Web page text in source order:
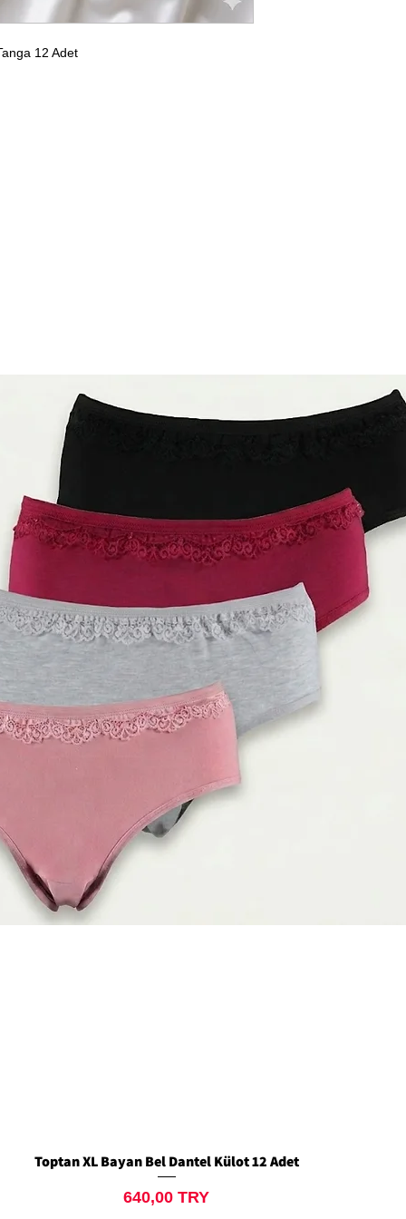
12 Adet
Schnellansicht
Toptan XL Bayan Bel Dantel Külot 12 Adet
Preis
640,00 TRY